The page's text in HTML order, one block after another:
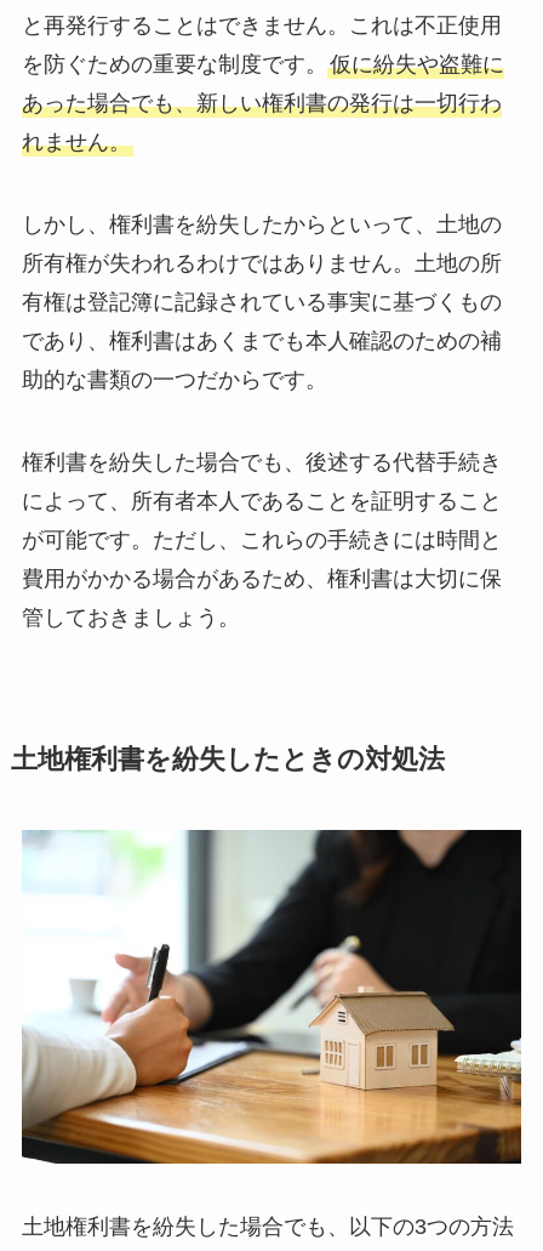
と再発行することはできません。これは不正使用
を防ぐための重要な制度です。 仮に紛失や盗難に
あった場合でも、新しい権利書の発行は一切行わ
れません。
しかし、権利書を紛失したからといって、土地の
所有権が失われるわけではありません。土地の所
有権は登記簿に記録されている事実に基づくもの
であり、権利書はあくまでも本人確認のための補
助的な書類の一つだからです。
権利書を紛失した場合でも、後述する代替手続き
によって、所有者本人であることを証明すること
が可能です。ただし、これらの手続きには時間と
費用がかかる場合があるため、権利書は大切に保
管しておきましょう。
土地権利書を紛失したときの対処法
土地権利書を紛失した場合でも、以下の3つの方法